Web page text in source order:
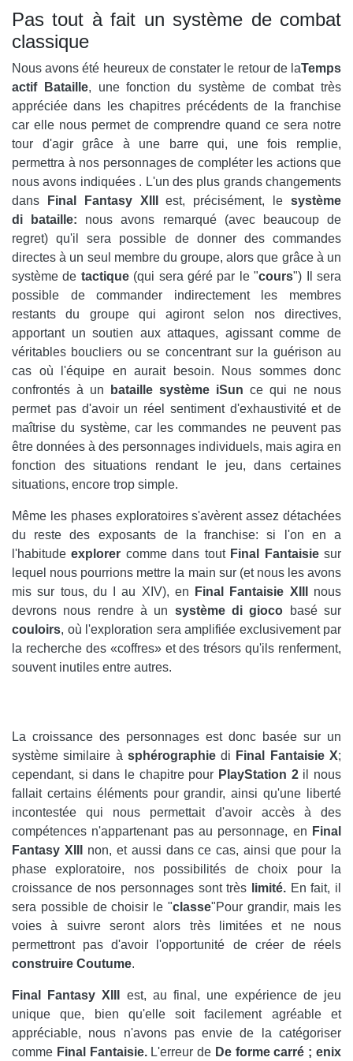
Pas tout à fait un système de combat
classique
Nous avons été heureux de constater le retour de laTemps
actif
Bataille, une fonction du système de combat très
appréciée dans les chapitres précédents de la franchise
car elle nous permet de comprendre quand ce sera notre
tour d'agir grâce à une barre qui, une fois remplie,
permettra à nos personnages de compléter les actions que
nous avons indiquées . L'un des plus grands changements
dans
Final Fantasy XIII est, précisément, lesystème
di
bataille: nous avons remarqué (avec beaucoup de
regret) qu'il sera possible de donner des commandes
directes à un seul membre du groupe, alors que grâce à un
système de tactique(qui sera géré par le "cours") Il sera
possible de commander indirectement les membres
restants du groupe qui agiront selon nos directives,
apportant un soutien aux attaques, agissant comme de
véritables boucliers ou se concentrant sur la guérison au
cas où l'équipe en aurait besoin. Nous sommes donc
confrontés à un
bataille système iSun ce qui ne nous
permet pas d'avoir un réel sentiment d'exhaustivité et de
maîtrise du système, car les commandes ne peuvent pas
être données à des personnages individuels, mais agira en
fonction des situations rendant le jeu, dans certaines
situations, encore trop simple.
Même les phases exploratoires s'avèrent assez détachées
du reste des exposants de la franchise: si l'on en a
l'habitudeexplorer comme dans tout Final Fantaisiesur
lequel nous pourrions mettre la main sur (et nous les avons
mis sur tous, du I au XIV), en
Final Fantaisie XIII
nous
devrons nous rendre à un système di gioco basé sur
couloirs, où l'exploration sera amplifiée exclusivement par
la recherche des «coffres» et des trésors qu'ils renferment,
souvent inutiles entre autres.
La croissance des personnages est donc basée sur un
système similaire à sphérographiedi Final Fantaisie X;
cependant, si dans le chapitre pour PlayStation 2il nous
fallait certains éléments pour grandir, ainsi qu'une liberté
incontestée qui nous permettait d'avoir accès à des
compétences n'appartenant pas au personnage, en Final
Fantasy XIII
non, et aussi dans ce cas, ainsi que pour la
phase exploratoire, nos possibilités de choix pour la
croissance de nos personnages sont très
limité. En fait, il
sera possible de choisir le "classe"Pour grandir, mais les
voies à suivre seront alors très limitées et ne nous
permettront pas d'avoir l'opportunité de créer de réels
construire Coutume.
Final Fantasy XIII
est, au final, une expérience de jeu
unique que, bien qu'elle soit facilement agréable et
appréciable, nous n'avons pas envie de la catégoriser
comme Final Fantaisie.L'erreur de De forme carré ; enix